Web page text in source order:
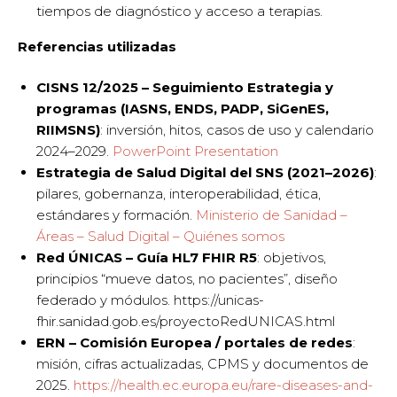
tiempos de diagnóstico y acceso a terapias.
Referencias utilizadas
CISNS 12/2025 – Seguimiento Estrategia y
programas (IASNS, ENDS, PADP, SiGenES,
RIIMSNS): inversión, hitos, casos de uso y calendario
2024–2029. PowerPoint Presentation
Estrategia de Salud Digital del SNS (2021–2026):
pilares, gobernanza, interoperabilidad, ética,
estándares y formación. Ministerio de Sanidad –
Áreas – Salud Digital – Quiénes somos
Red ÚNICAS – Guía HL7 FHIR R5: objetivos,
principios “mueve datos, no pacientes”, diseño
federado y módulos. https://unicas-
fhir.sanidad.gob.es/proyectoRedUNICAS.html
ERN – Comisión Europea / portales de redes:
misión, cifras actualizadas, CPMS y documentos de
2025. https://health.ec.europa.eu/rare-diseases-and-